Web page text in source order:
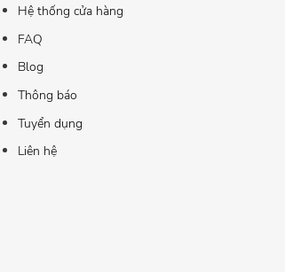
Hệ thống cửa hàng
FAQ
Blog
Thông báo
Tuyển dụng
Liên hệ